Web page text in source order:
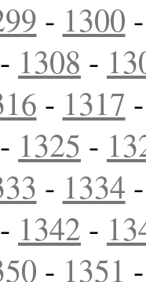
- 1300 -
- 1308 -
- 1317 -
- 1325 -
- 1334 -
- 1342 -
- 1351 -